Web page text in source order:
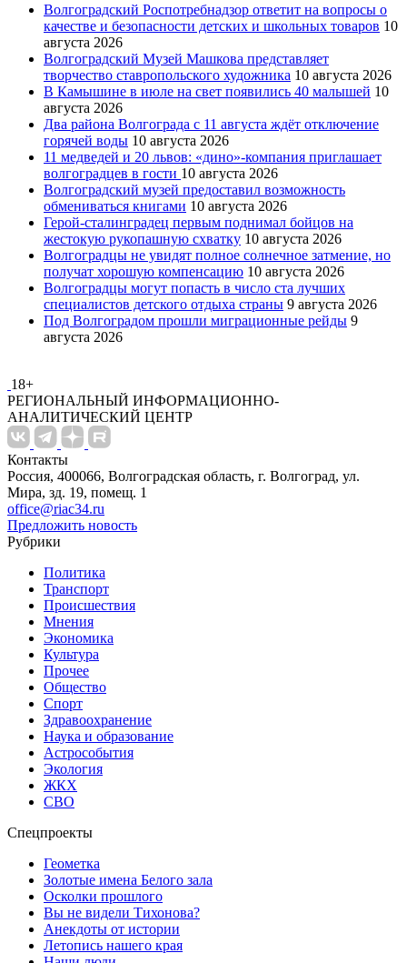
Волгоградский Роспотребнадзор ответит на вопросы о
качестве и безопасности детских и школьных товаров 10
августа 2026
Волгоградский Музей Машкова представляет
творчество ставропольского художника 10 августа 2026
В Камышине в июле на свет появились 40 малышей 10
августа 2026
Два района Волгограда с 11 августа ждёт отключение
горячей воды 10 августа 2026
11 медведей и 20 львов: «дино»-компания приглашает
волгоградцев в гости 10 августа 2026
Волгоградский музей предоставил возможность
обмениваться книгами 10 августа 2026
Герой-сталинградец первым поднимал бойцов на
жестокую рукопашную схватку 10 августа 2026
Волгоградцы не увидят полное солнечное затмение, но
получат хорошую компенсацию 10 августа 2026
Волгоградцы могут попасть в число ста лучших
специалистов детского отдыха страны 9 августа 2026
Под Волгоградом прошли миграционные рейды 9
августа 2026
18+
РЕГИОНАЛЬНЫЙ ИНФОРМАЦИОННО-
АНАЛИТИЧЕСКИЙ ЦЕНТР
Контакты
Россия, 400066, Волгоградская область, г. Волгоград, ул.
Мира, зд. 19, помещ. 1
office@riac34.ru
Предложить новость
Рубрики
Политика
Транспорт
Происшествия
Мнения
Экономика
Культура
Прочее
Общество
Спорт
Здравоохранение
Наука и образование
Астрособытия
Экология
ЖКХ
СВО
Спецпроекты
Геометка
Золотые имена Белого зала
Осколки прошлого
Вы не видели Тихонова?
Анекдоты от истории
Летопись нашего края